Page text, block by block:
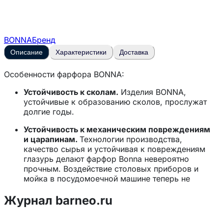
BONNAБренд
Описание Характеристики Доставка
Особенности фарфора BONNA:
Устойчивость к сколам. Изделия BONNA,
устойчивые к образованию сколов, прослужат
долгие годы.
Устойчивость к механическим повреждениям
и царапинам. Технологии производства,
качество сырья и устойчивая к повреждениям
глазурь делают фарфор Bonna невероятно
прочным. Воздействие столовых приборов и
мойка в посудомоечной машине теперь не
Устойчивость к перепадам температур.
Журнал barneo.ru